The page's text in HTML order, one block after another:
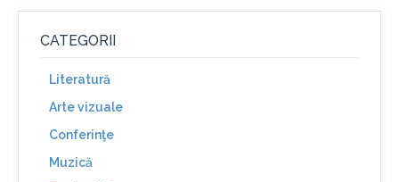
CATEGORII
Literatură
Arte vizuale
Conferinţe
Muzică